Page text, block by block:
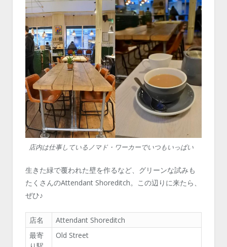
店内は仕事しているノマド・ワーカーでいつもいっぱい
生きた緑で覆われた壁を作るなど、グリーンな試みも
たくさんのAttendant Shoreditch。この辺りに来たら、
ぜひ♪
店名
Attendant Shoreditch
最寄
Old Street